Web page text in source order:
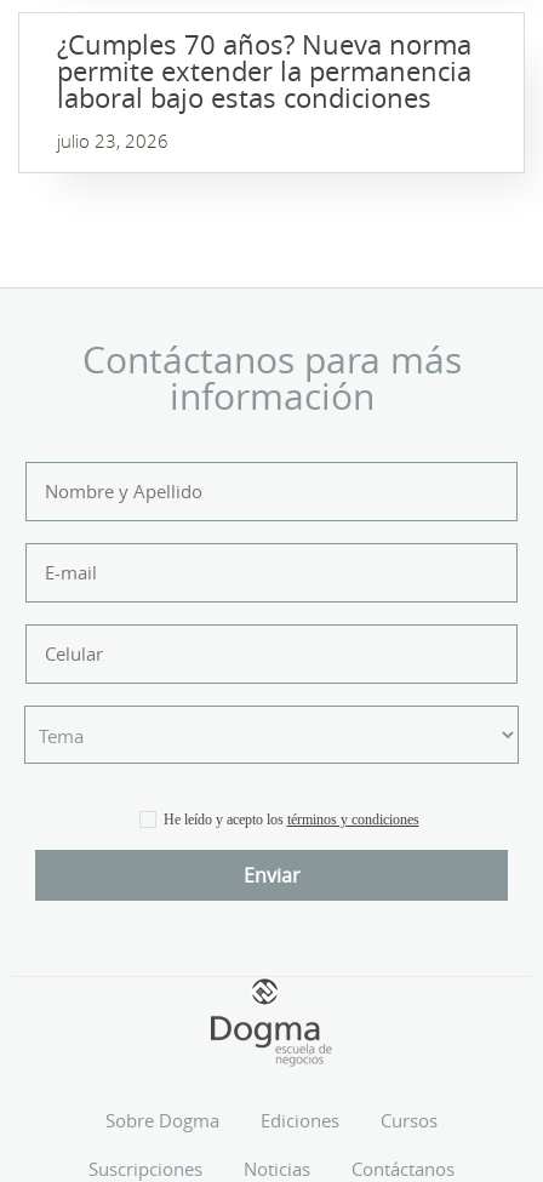
¿Cumples 70 años? Nueva norma
permite extender la permanencia
laboral bajo estas condiciones
julio 23, 2026
Contáctanos para más
información
He leído y acepto los términos y condiciones
Sobre Dogma Ediciones
Cursos
Suscripciones
Noticias Contáctanos